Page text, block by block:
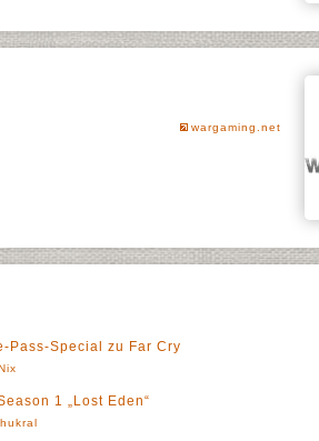
wargaming.net
Pass-Special zu Far Cry
1 „Lost Eden“